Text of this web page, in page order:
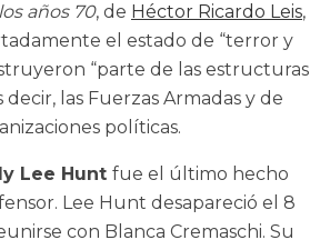
años 70, de Héctor Ricardo Leis,
el estado de “terror y
“parte de las estructuras
decir, las Fuerzas Armadas y de
políticas.
Lee Hunt fue el último hecho
Lee Hunt desapareció el 8
con Blanca Cremaschi. Su